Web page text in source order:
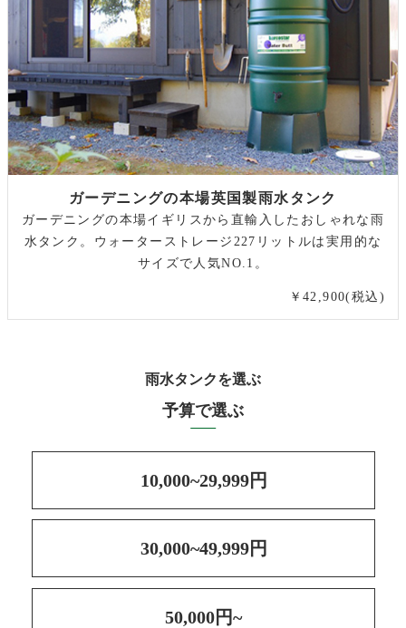
ガーデニングの本場英国製雨水タンク
ガーデニングの本場イギリスから直輸入したおしゃれな雨
水タンク。ウォーターストレージ227リットルは実用的な
サイズで人気NO.1。
￥42,900(税込)
雨水タンクを選ぶ
予算で選ぶ
10,000~29,999円
30,000~49,999円
50,000円~